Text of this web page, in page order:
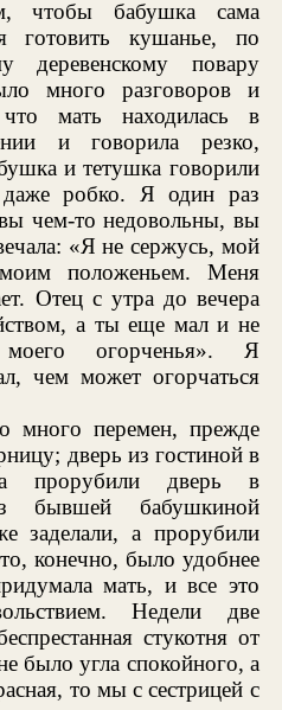
бабушка сама
готовить кушанье, по
деревенскому повару
много разговоров и
мать находилась в
и говорила резко,
и тетушка говорили
робко. Я один раз
чем-то недовольны, вы
«Я не сержусь, мой
положеньем. Меня
Отец с утра до вечера
а ты еще мал и не
огорченья». Я
чем может огорчаться
много перемен, прежде
дверь из гостиной в
прорубили дверь в
бывшей бабушкиной
заделали, а прорубили
конечно, было удобнее
мать, и все это
Недели две
стукотня от
было угла спокойного, а
то мы с сестрицей с